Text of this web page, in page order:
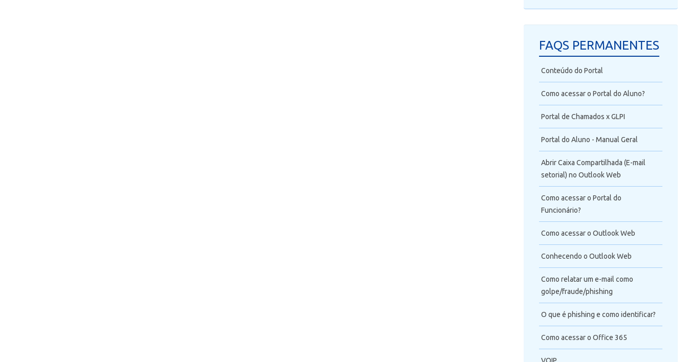
FAQS PERMANENTES
Conteúdo do Portal
Como acessar o Portal do Aluno?
Portal de Chamados x GLPI
Portal do Aluno - Manual Geral
Abrir Caixa Compartilhada (E-mail
setorial) no Outlook Web
Como acessar o Portal do
Funcionário?
Como acessar o Outlook Web
Conhecendo o Outlook Web
Como relatar um e-mail como
golpe/fraude/phishing
O que é phishing e como identificar?
Como acessar o Office 365